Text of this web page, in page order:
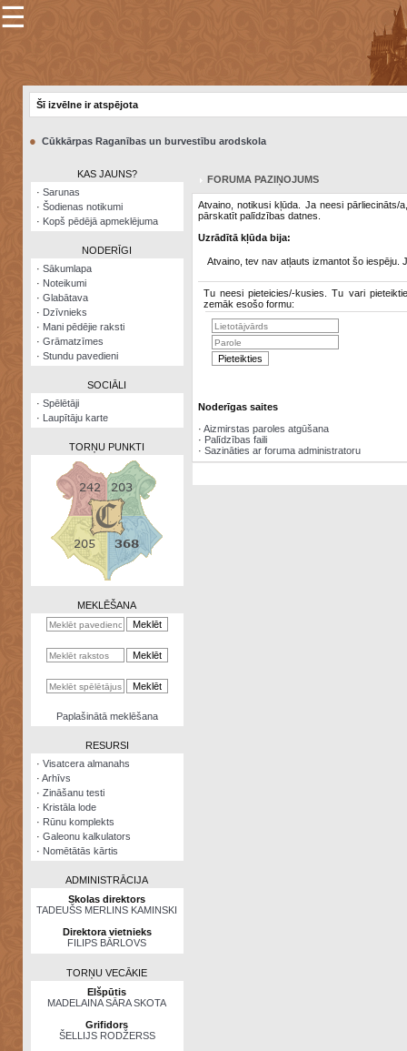
×
Šodienas
notikumi
Visatcera
almanahs
Arhīvs
Zināšanu
kalkulators
Nomētātās
☰
Šī izvēlne ir atspējota
● Cūkkārpas Raganības un burvestību arodskola
KAS JAUNS?
· Sarunas
· Šodienas notikumi
· Kopš pēdējā apmeklējuma
NODERĪGI
· Sākumlapa
· Noteikumi
· Glabātava
· Dzīvnieks
· Mani pēdējie raksti
· Grāmatzīmes
· Stundu pavedieni
SOCIĀLI
· Spēlētāji
· Laupītāju karte
TORŅU PUNKTI
MEKLĒŠANA
Paplašinātā meklēšana
RESURSI
· Visatcera almanahs
· Arhīvs
· Zināšanu testi
· Kristāla lode
· Rūnu komplekts
· Galeonu kalkulators
· Nomētātās kārtis
ADMINISTRĀCIJA
Skolas direktors
TADEUŠS MERLINS KAMINSKI
Direktora vietnieks
FILIPS BĀRLOVS
TORŅU VECĀKIE
Elšpūtis
MADELAINA SĀRA SKOTA
Grifidors
ŠELLIJS RODŽERSS
FORUMA PAZIŅOJUMS
Atvaino, notikusi kļūda. Ja neesi pārliecināts/
pārskatīt palīdzības datnes.
Uzrādītā kļūda bija:
Atvaino, tev nav atļauts izmantot šo iespēju.
Tu neesi pieteicies/-kusies. Tu vari
zemāk esošo formu:
Noderīgas saites
· Aizmirstas paroles atgūšana
· Palīdzības faili
· Sazināties ar foruma administratoru